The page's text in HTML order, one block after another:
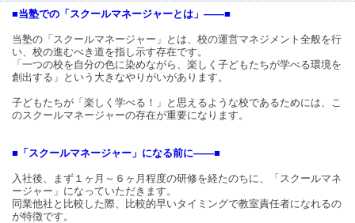
■当塾での「スクールマネージャーとは」――■
当塾の「スクールマネージャー」とは、校の運営マネジメント全般を行
い、校の進むべき道を指し示す存在です。
「一つの校を自分の色に染めながら、楽しく子どもたちが学べる環境を
創出する」という大きなやりがいがあります。
子どもたちが「楽しく学べる！」と思えるような校であるためには、こ
のスクールマネージャーの存在が重要になります。
■「スクールマネージャー」になる前に――■
入社後、まず１ヶ月～６ヶ月程度の研修を経たのちに、「スクールマネ
ージャー」になっていただきます。
同業他社と比較した際、比較的早いタイミングで教室責任者になれるの
が特徴です。